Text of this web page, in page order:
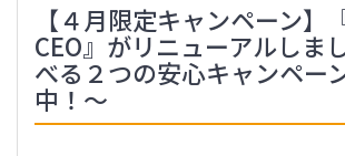
【４月限定キャンペーン】
CEO』がリニューアルしま
べる２つの安心キャンペー
中！〜